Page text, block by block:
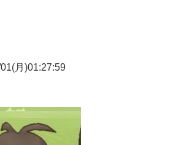
月)01:27:59